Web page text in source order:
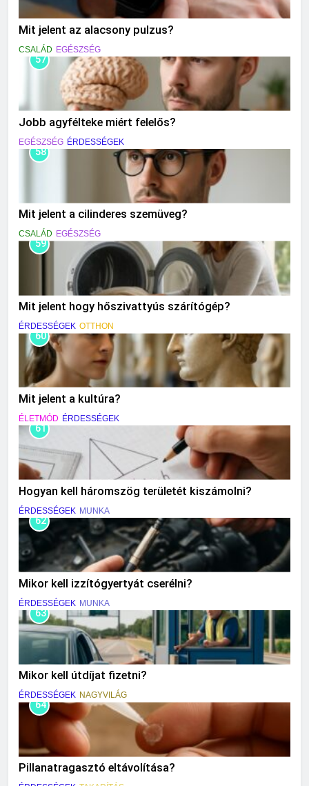
Mit jelent az alacsony pulzus?
CSALÁD EGÉSZSÉG
57
Jobb agyfélteke miért felelős?
EGÉSZSÉG ÉRDESSÉGEK
58
Mit jelent a cilinderes szemüveg?
CSALÁD EGÉSZSÉG
59
Mit jelent hogy hőszivattyús szárítógép?
ÉRDESSÉGEK OTTHON
60
Mit jelent a kultúra?
ÉLETMÓD ÉRDESSÉGEK
61
Hogyan kell háromszög területét kiszámolni?
ÉRDESSÉGEK MUNKA
62
Mikor kell izzítógyertyát cserélni?
ÉRDESSÉGEK MUNKA
63
Mikor kell útdíjat fizetni?
ÉRDESSÉGEK NAGYVILÁG
64
Pillanatragasztó eltávolítása?